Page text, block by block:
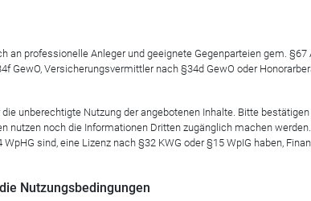
die Inhalte nochmals vertiefen. Kein Problem. Nach
als erweiterten Service neben der Präsenzreihe
möchten wir Sie herzlich einladen!
"Automatisierte Neukundengewinnung in 2024 –
Hüsch, der Ihnen transparente Einblicke in seine
geben wird.
der FondsKonzept AG auch aus dem
Daneben werden fünf spannende Gesellschaften
professionelle Anleger und geeignete Gegenparteien gem.
GewO, Versicherungsvermittler nach §34d GewO oder
unberechtigte Nutzung der angebotenen Inhalte. Bitte
nutzen noch die Informationen Dritten zugänglich machen
sind, eine Lizenz nach §32 KWG oder §15 WpIG haben,
Nutzungsbedingungen